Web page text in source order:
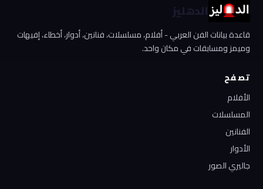
الدهليز
قاعدة بيانات الفن العربي - أفلام، مسلسلات، فنانين، أدوار، أخطاء، إفيهات
وميمز ومسابقات في مكان واحد.
تصفح
الأفلام
المسلسلات
الفنانين
الأدوار
جاليري الصور